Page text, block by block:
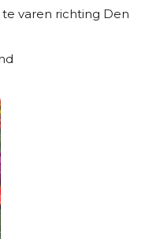
varen richting Den